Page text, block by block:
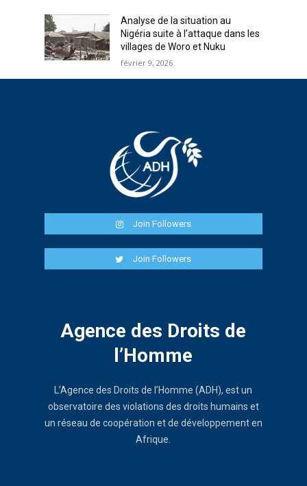
Analyse de la situation au
Nigéria suite à l’attaque dans les
villages de Woro et Nuku
février 9, 2026
Join Followers
Join Followers
Agence des Droits de
l’Homme
L’Agence des Droits de l’Homme (ADH), est un
observatoire des violations des droits humains et
un réseau de coopération et de développement en
Afrique.